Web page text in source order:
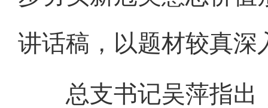
讲话稿，以题材较真深
总支书记吴萍指出